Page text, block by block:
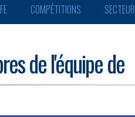
COMPÉTITIONS
de l'équipe de